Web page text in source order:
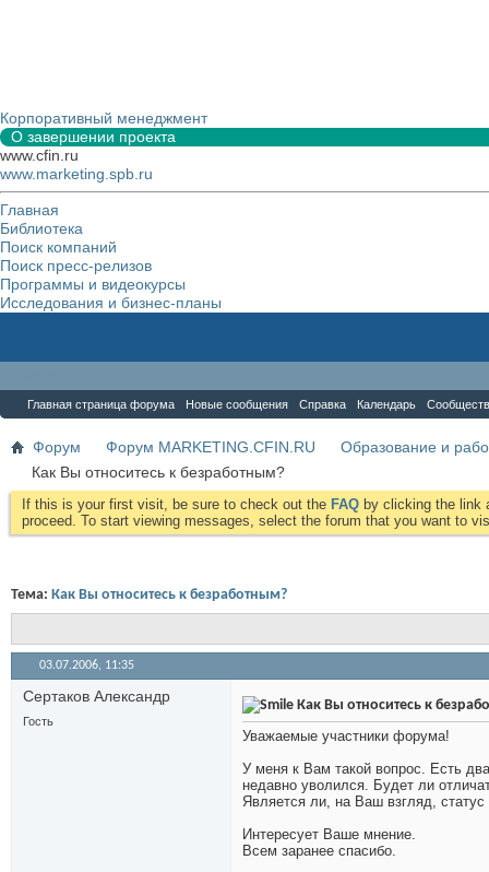
Корпоративный менеджмент
О завершении проекта
www.cfin.ru
www.marketing.spb.ru
Главная
Библиотека
Поиск компаний
Поиск пресс-релизов
Программы и видеокурсы
Исследования и бизнес-планы
Главная страница форума Новые сообщения Справка Календарь
Форум Форум MARKETING.CFIN.RU
Образование и
Как Вы относитесь к безработным?
If this is your first visit, be sure to check out the FAQ by clicking the link
proceed. To start viewing messages, select the forum that you want to
Тема: Как Вы относитесь к безработным?
03.07.2006, 11:35
Сертаков Александр
Гость
Как Вы относитесь к
Уважаемые участники форума!
У меня к Вам такой вопрос. Есть
недавно уволился. Будет ли
Является ли, на Ваш взгляд,
Интересует Ваше мнение.
Всем заранее спасибо.